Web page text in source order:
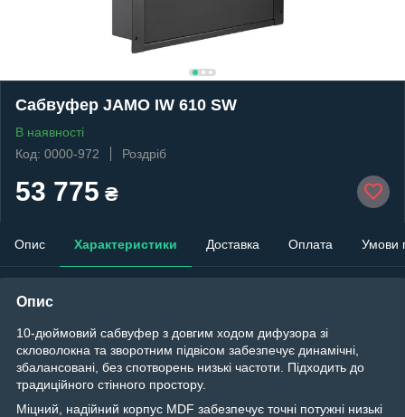
Сабвуфер JAMO IW 610 SW
В наявності
Код: 0000-972
Роздріб
53 775 ₴
Опис Характеристики Доставка Оплата Умови
Опис
10-дюймовий сабвуфер з довгим ходом дифузора зі
скловолокна та зворотним підвісом забезпечує динамічні,
збалансовані, без спотворень низькі частоти. Підходить до
традиційного стінного простору.
Міцний, надійний корпус MDF забезпечує точні потужні низькі